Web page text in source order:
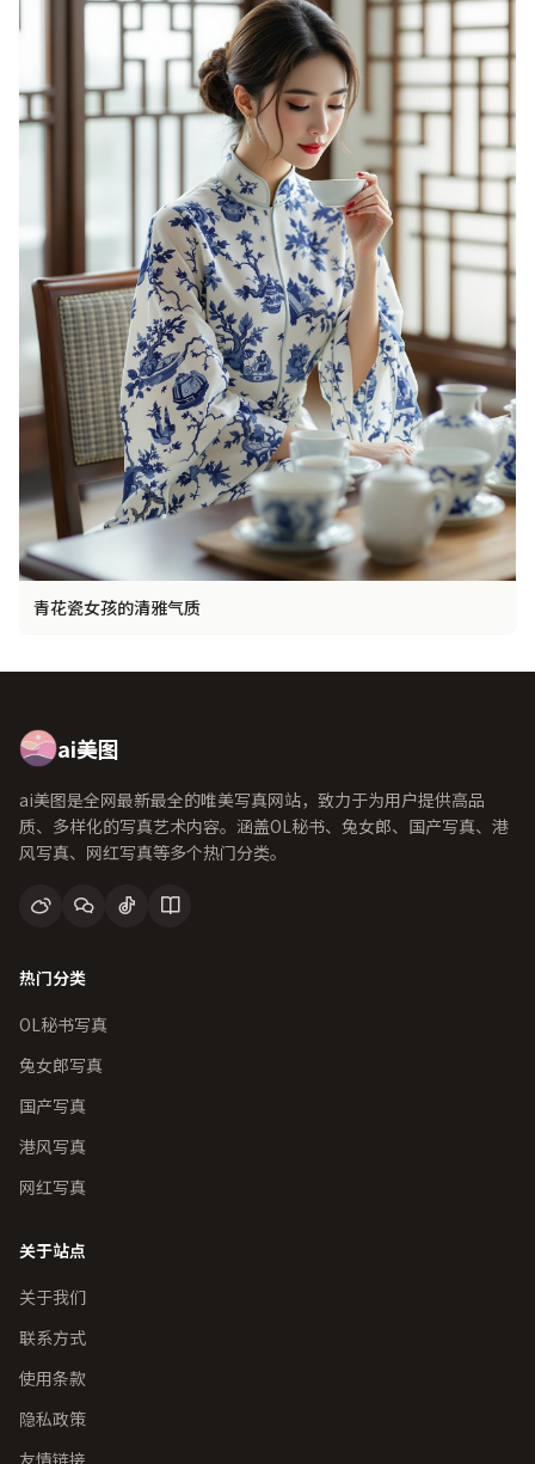
青花瓷女孩的清雅气质
ai美图
ai美图是全网最新最全的唯美写真网站，致力于为用户提供高品
质、多样化的写真艺术内容。涵盖OL秘书、兔女郎、国产写真、港
风写真、网红写真等多个热门分类。
热门分类
OL秘书写真
兔女郎写真
国产写真
港风写真
网红写真
关于站点
关于我们
联系方式
使用条款
隐私政策